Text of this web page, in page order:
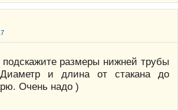
размеры нижней трубы
и длина от стакана до
Очень надо )